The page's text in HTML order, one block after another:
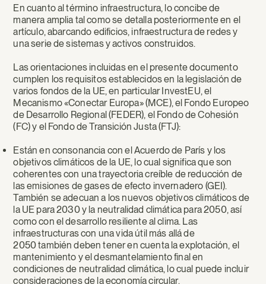
En cuanto al término infraestructura, lo concibe de
manera amplia tal como se detalla posteriormente en el
artículo, abarcando edificios, infraestructura de redes y
una serie de sistemas y activos construidos.
Las orientaciones incluidas en el presente documento
cumplen los requisitos establecidos en la legislación de
varios fondos de la UE, en particular InvestEU, el
Mecanismo «Conectar Europa» (MCE), el Fondo Europeo
de Desarrollo Regional (FEDER), el Fondo de Cohesión
(FC) y el Fondo de Transición Justa (FTJ):
Están en consonancia con el Acuerdo de París y los
objetivos climáticos de la UE, lo cual significa que son
coherentes con una trayectoria creíble de reducción de
las emisiones de gases de efecto invernadero (GEI).
También se adecuan a los nuevos objetivos climáticos de
la UE para 2030 y la neutralidad climática para 2050, así
como con el desarrollo resiliente al clima. Las
infraestructuras con una vida útil más allá de
2050 también deben tener en cuenta la explotación, el
mantenimiento y el desmantelamiento final en
condiciones de neutralidad climática, lo cual puede incluir
consideraciones de la economía circular.